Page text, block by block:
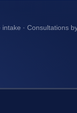
intake · Consultations